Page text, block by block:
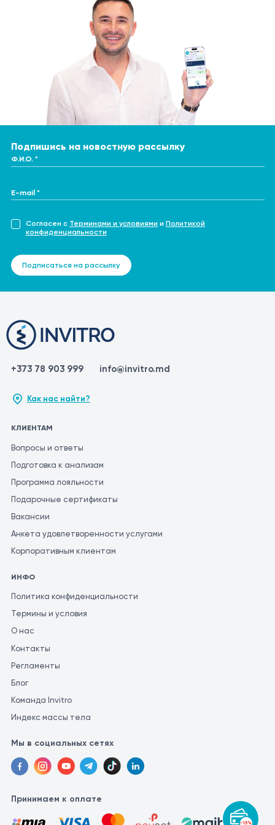
-15%
Подпишись на новостную рассылку
Ф.И.О. *
E-mail *
Согласен с Терминами и условиями и Политикой
конфиденциальности
Подписаться на рассылку
+373 78 903 999 info@invitro.md
Как нас найти?
КЛИЕНТАМ
Вопросы и ответы
Подготовка к анализам
Программа лояльности
Подарочные сертификаты
Вакансии
Анкета удовлетворенности услугами
Корпоративным клиентам
ИНФО
Политика конфиденциальности
Термины и условия
О нас
Контакты
Регламенты
Блог
Команда Invitro
Индекс массы тела
Мы в социальных сетях
Принимаем к оплате